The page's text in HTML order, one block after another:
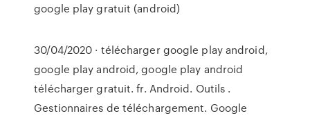
google play gratuit (android)
30/04/2020 · télécharger google play android,
google play android, google play android
télécharger gratuit. fr. Android. Outils .
Gestionnaires de téléchargement. Google